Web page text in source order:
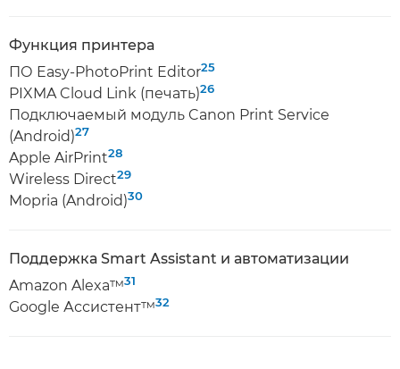
Функция принтера
ПО Easy-PhotoPrint Editor25
PIXMA Cloud Link (печать)26
Подключаемый модуль Canon Print Service
(Android)27
Apple AirPrint28
Wireless Direct29
Mopria (Android)30
Поддержка Smart Assistant и автоматизации
Amazon Alexa™31
Google Ассистент™32